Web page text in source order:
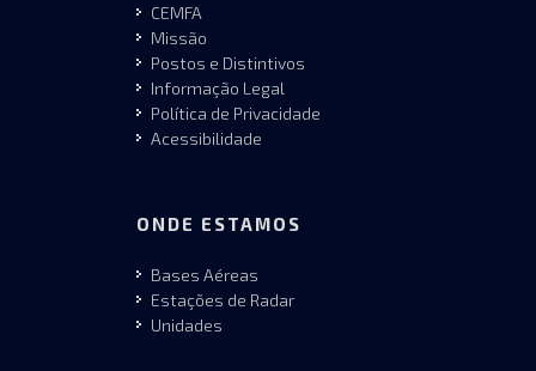
CEMFA
Missão
Postos e Distintivos
Informação Legal
Política de Privacidade
Acessibilidade
ONDE ESTAMOS
Bases Aéreas
Estações de Radar
Unidades